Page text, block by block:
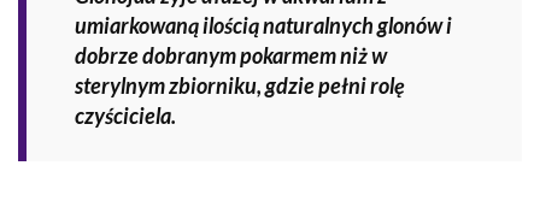
umiarkowaną ilością naturalnych glonów i
dobrze dobranym pokarmem niż w
sterylnym zbiorniku, gdzie pełni rolę
czyściciela.